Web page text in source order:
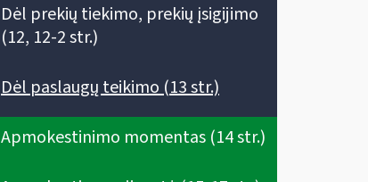
Dėl prekių tiekimo, prekių įsigijimo
(12, 12-2 str.)
Dėl paslaugų teikimo (13 str.)
Apmokestinimo momentas (14 str.)